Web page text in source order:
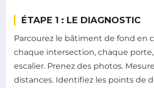
ÉTAPE 1 : LE DIAGNOSTIC
Parcourez le bâtiment de fond en
chaque intersection, chaque
escalier. Prenez des photos.
distances. Identifiez les points de